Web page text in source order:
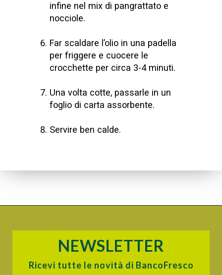
infine nel mix di pangrattato e
nocciole.
Far scaldare l’olio in una padella
per friggere e cuocere le
crocchette per circa 3-4 minuti.
Una volta cotte, passarle in un
foglio di carta assorbente.
Servire ben calde.
NEWSLETTER
Ricevi tutte le novità di BancoFresco